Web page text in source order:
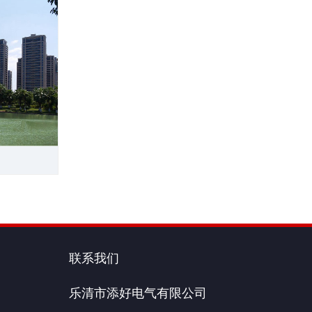
联系我们
乐清市添好电气有限公司